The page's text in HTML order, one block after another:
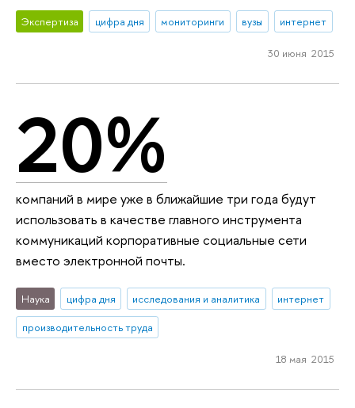
Экспертиза цифра дня мониторинги вузы интернет
30 июня 2015
20%
компаний в мире уже в ближайшие три года будут
использовать в качестве главного инструмента
коммуникаций корпоративные социальные сети
вместо электронной почты.
Наука цифра дня исследования и аналитика
интернет
производительность труда
18 мая 2015